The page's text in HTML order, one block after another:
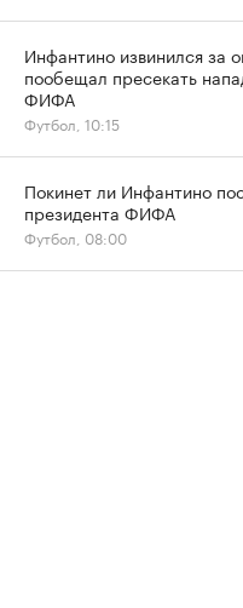
Инфантино извинился за
пообещал пресекать
ФИФА
Футбол, 10:15
Покинет ли Инфантино
президента ФИФА
Футбол, 08:00